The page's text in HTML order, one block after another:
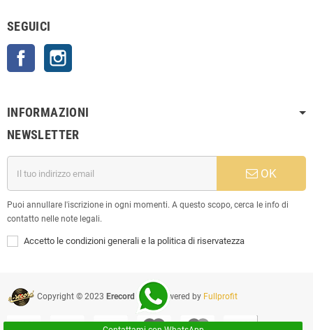
SEGUICI
Facebook
INFORMAZIONI
NEWSLETTER
OK
Puoi annullare l'iscrizione in ogni momenti. A questo scopo, cerca le info di
contatto nelle note legali.
Accetto le condizioni generali e la politica di riservatezza
Copyright © 2023 Erecord Srl| Powered by Fullprofit